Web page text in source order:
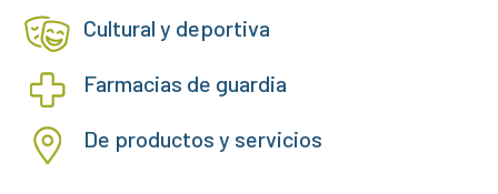
Cultural y deportiva
Farmacias de guardia
De productos y servicios